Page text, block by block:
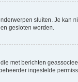
sluiten. Je kan
gesloten worden.
met berichten
ingestelde